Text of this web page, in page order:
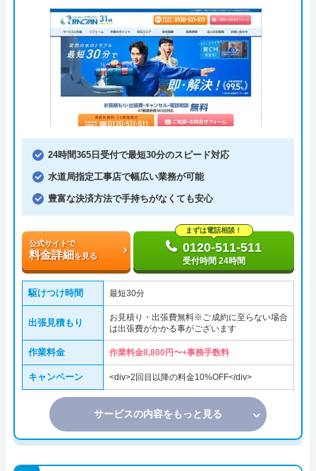
24時間365日受付で最短30分のスピード対応
水道局指定工事店で幅広い業務が可能
豊富な決済方法で手持ちがなくても安心
公式サイトで
料金詳細 を見る
まずは電話相談！
0120-511-511
受付時間 24時間
駆けつけ時間 最短30分
出張見積もり
お見積り・出張費無料※ご成約に至らない場合
は出張費がかかる事がございます
作業料金 作業料金8,800円〜+事務手数料
キャンペーン <div>2回目以降の料金10%OFF</div>
サービスの内容をもっと見る